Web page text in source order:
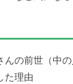
んの前世（中
た理由